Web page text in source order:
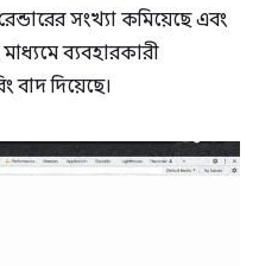
সংখ্যা কমিয়েছে এবং
ব্যবহারকারী
বাদ দিয়েছে।